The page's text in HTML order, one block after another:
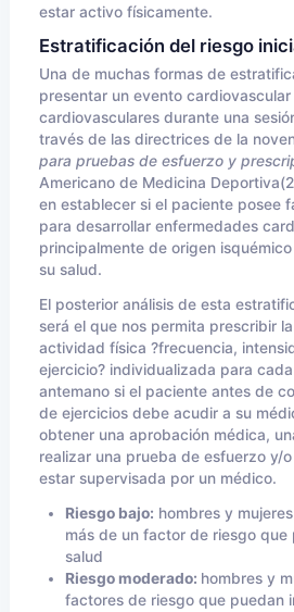
estar activo físicamente.
Estratificación del riesgo
Una de muchas formas de
presentar un evento
cardiovasculares durante una
través de las directrices de la
para pruebas de esfuerzo y
Americano de Medicina
en establecer si el paciente posee
para desarrollar enfermedades
principalmente de origen
su salud.
El posterior análisis de esta
será el que nos permita prescribir
actividad física ?frecuencia,
ejercicio? individualizada para
antemano si el paciente antes de
de ejercicios debe acudir a su
obtener una aprobación médica,
realizar una prueba de esfuerzo y/
estar supervisada por un médico.
Riesgo bajo: hombres y
más de un factor de riesgo que
salud
Riesgo moderado: hombres y
factores de riesgo que puedan